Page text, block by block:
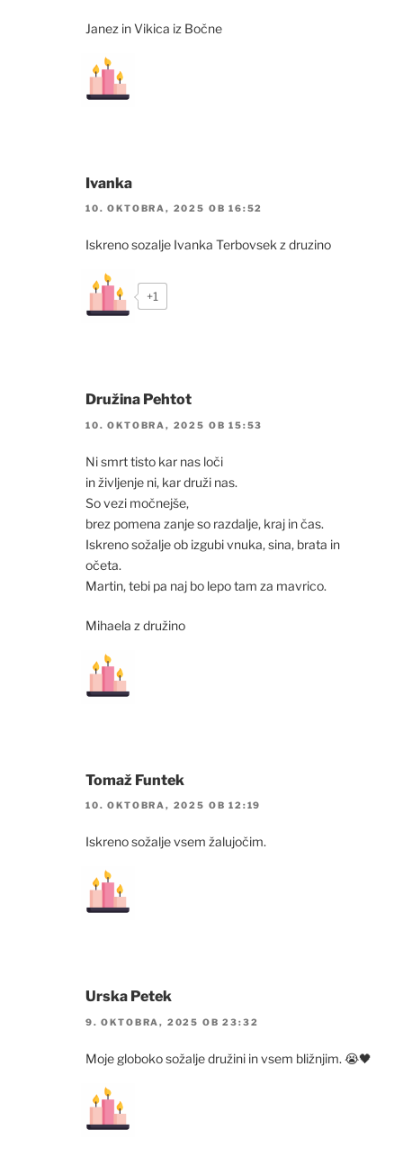
Janez in Vikica iz Bočne
Ivanka
10. OKTOBRA, 2025 OB 16:52
Iskreno sozalje Ivanka Terbovsek z druzino
+1
Družina Pehtot
10. OKTOBRA, 2025 OB 15:53
Ni smrt tisto kar nas loči
in življenje ni, kar druži nas.
So vezi močnejše,
brez pomena zanje so razdalje, kraj in čas.
Iskreno sožalje ob izgubi vnuka, sina, brata in
očeta.
Martin, tebi pa naj bo lepo tam za mavrico.
Mihaela z družino
Tomaž Funtek
10. OKTOBRA, 2025 OB 12:19
Iskreno sožalje vsem žalujočim.
Urska Petek
9. OKTOBRA, 2025 OB 23:32
Moje globoko sožalje družini in vsem bližnjim. 😭🖤